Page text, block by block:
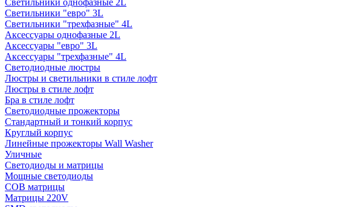
Светильники однофазные 2L
Светильники "евро" 3L
Светильники "трехфазные" 4L
Аксессуары однофазные 2L
Аксессуары "евро" 3L
Аксессуары "трехфазные" 4L
Светодиодные люстры
Люстры и светильники в стиле лофт
Люстры в стиле лофт
Бра в стиле лофт
Светодиодные прожекторы
Стандартный и тонкий корпус
Круглый корпус
Линейные прожекторы Wall Washer
Уличные
Светодиоды и матрицы
Мощные светодиоды
COB матрицы
Матрицы 220V